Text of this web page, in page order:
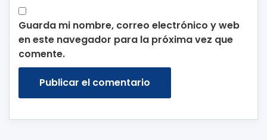
Guarda mi nombre, correo electrónico y web
en este navegador para la próxima vez que
comente.